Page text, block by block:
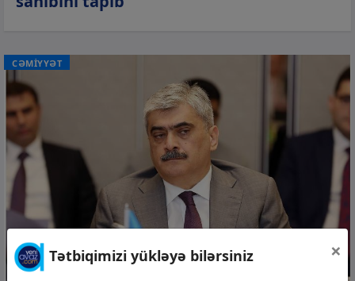
CƏMİYYƏT
Tətbiqimizi yükləyə bilərsiniz ×